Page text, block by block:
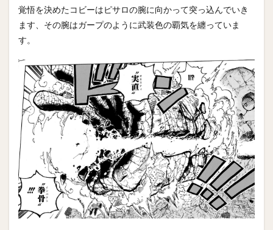
覚悟を決めたコビーはピサロの腕に向かって突っ込んでいき
ます、その腕はガープのように武装色の覇気を纏っていま
す。